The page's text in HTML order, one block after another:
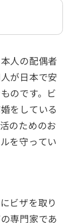
人の配偶者
が日本で安
のです。ビ
をしている
のためのお
を守ってい
ビザを取り
専門家であ